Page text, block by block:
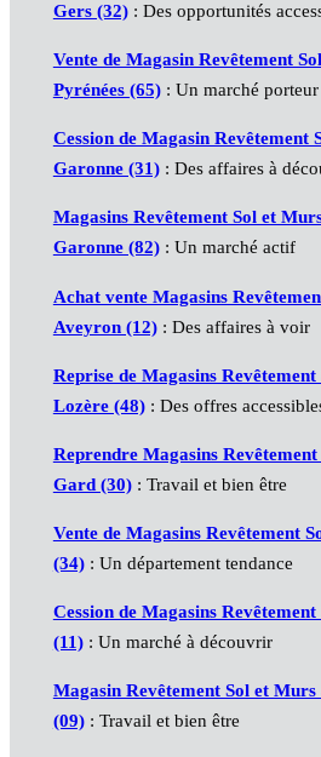
Gers (32): Des opportunités
Vente de Magasin Revêtement
Pyrénées (65): Un marché porteur
Cession de Magasin Revêtement
Garonne (31): Des affaires à
Magasins Revêtement Sol et
Garonne (82): Un marché actif
Achat vente Magasins
Aveyron (12): Des affaires à voir
Reprise de Magasins
Lozère (48): Des offres
Reprendre Magasins
Gard (30): Travail et bien être
Vente de Magasins Revêtement
(34): Un département tendance
Cession de Magasins
(11): Un marché à découvrir
Magasin Revêtement Sol et
(09): Travail et bien être